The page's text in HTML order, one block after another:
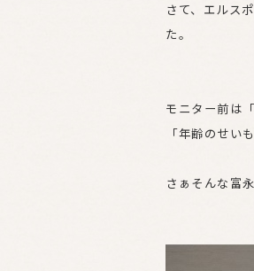
さて、エルス
た。
モニター前は
「年齢のせい
さぁそんな富